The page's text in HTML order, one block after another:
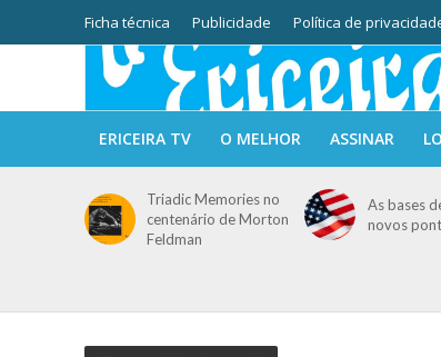
Ficha técnica Publicidade Política de
ERICEIRA TV O MELHOR ASSINAR
Triadic Memories no
centenário de Morton
Feldman
As bases
novos